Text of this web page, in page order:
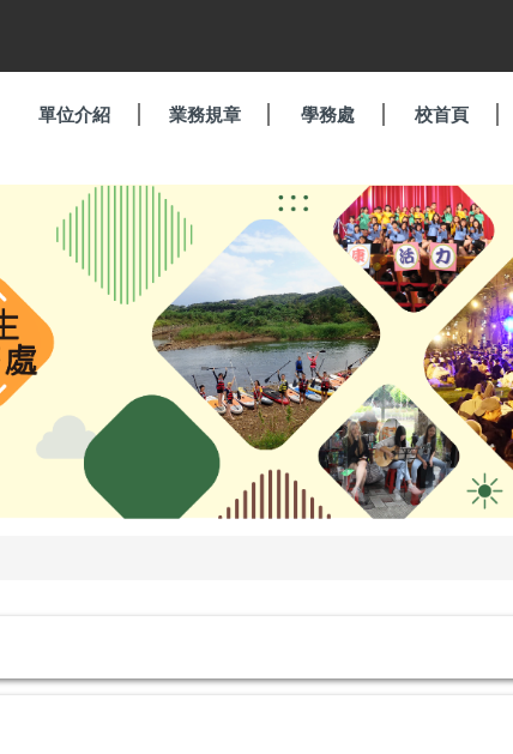
單位介紹 業務規章 學務處 校首頁